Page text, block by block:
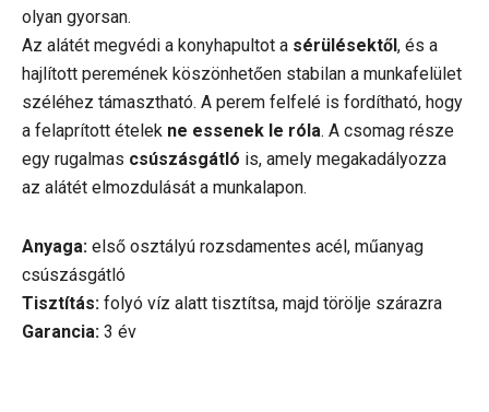
olyan gyorsan.
Az alátét megvédi a konyhapultot a sérülésektől, és a
hajlított peremének köszönhetően stabilan a munkafelület
széléhez támasztható. A perem felfelé is fordítható, hogy
a felaprított ételek ne essenek le róla. A csomag része
egy rugalmas csúszásgátló is, amely megakadályozza
az alátét elmozdulását a munkalapon.
Anyaga: első osztályú rozsdamentes acél, műanyag
csúszásgátló
Tisztítás: folyó víz alatt tisztítsa, majd törölje szárazra
Garancia: 3 év